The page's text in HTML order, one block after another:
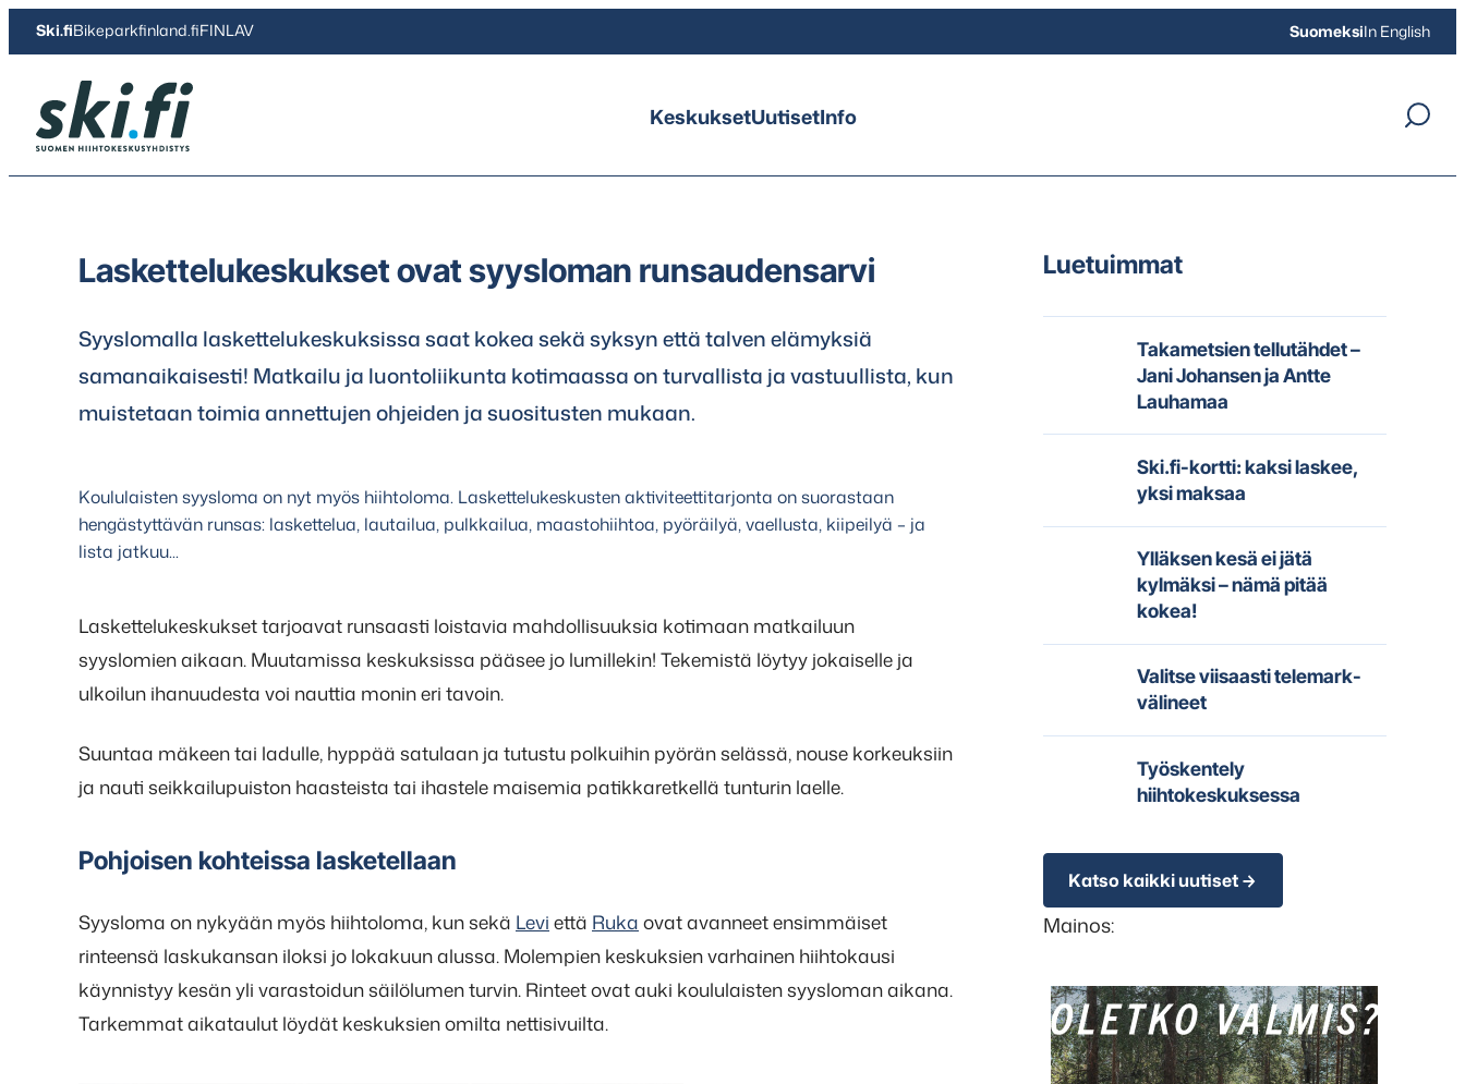
Siirry
sisältöön
Ski.fiBikeparkfinland.fiFINLAV SuomeksiIn English
Ski.fi KeskuksetUutisetInfo
Laskettelukeskukset ovat syysloman runsaudensarvi
Syyslomalla laskettelukeskuksissa saat kokea sekä syksyn että talven elämyksiä
samanaikaisesti! Matkailu ja luontoliikunta kotimaassa on turvallista ja vastuullista, kun
muistetaan toimia annettujen ohjeiden ja suositusten mukaan.
Koululaisten syysloma on nyt myös hiihtoloma. Laskettelukeskusten aktiviteettitarjonta on suorastaan
hengästyttävän runsas: laskettelua, lautailua, pulkkailua, maastohiihtoa, pyöräilyä, vaellusta, kiipeilyä – ja
lista jatkuu...
Laskettelukeskukset tarjoavat runsaasti loistavia mahdollisuuksia kotimaan matkailuun
syyslomien aikaan. Muutamissa keskuksissa pääsee jo lumillekin! Tekemistä löytyy jokaiselle ja
ulkoilun ihanuudesta voi nauttia monin eri tavoin.
Suuntaa mäkeen tai ladulle, hyppää satulaan ja tutustu polkuihin pyörän selässä, nouse korkeuksiin
ja nauti seikkailupuiston haasteista tai ihastele maisemia patikkaretkellä tunturin laelle.
Pohjoisen kohteissa lasketellaan
Syysloma on nykyään myös hiihtoloma, kun sekä Levi että Ruka ovat avanneet ensimmäiset
rinteensä laskukansan iloksi jo lokakuun alussa. Molempien keskuksien varhainen hiihtokausi
käynnistyy kesän yli varastoidun säilölumen turvin. Rinteet ovat auki koululaisten syysloman aikana.
Tarkemmat aikataulut löydät keskuksien omilta nettisivuilta.
Luetuimmat
Takametsien tellutähdet –
Jani Johansen ja Antte
Lauhamaa
Ski.fi-kortti: kaksi laskee,
yksi maksaa
Ylläksen kesä ei jätä
kylmäksi – nämä pitää
kokea!
Valitse viisaasti telemark-
välineet
Työskentely
hiihtokeskuksessa
Katso kaikki uutiset
Mainos: